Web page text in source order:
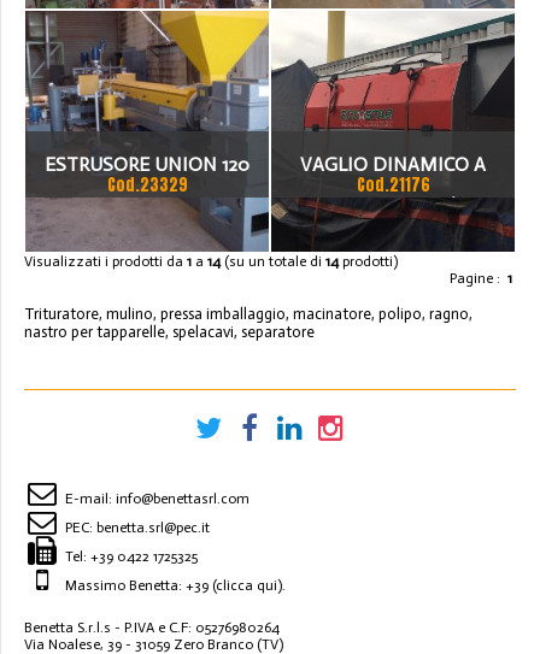
ESTRUSORE UNION 120
Cod.23329
VAGLIO DINAMICO A
DISCHI V.E 2000/100
Cod.21176
Visualizzati i prodotti da 1 a 14(su un totale di 14prodotti)
Pagine : 1
Trituratore, mulino, pressa imballaggio, macinatore, polipo, ragno,
nastro per tapparelle, spelacavi, separatore
E-mail: info@benettasrl.com
PEC: benetta.srl@pec.it
Tel: +39 0422 1725325
Massimo Benetta: +39 (clicca qui).
Benetta S.r.l.s - P.IVA e C.F: 05276980264
Via Noalese, 39 - 31059 Zero Branco (TV)